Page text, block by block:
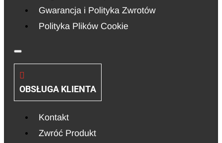
Gwarancja i Polityka Zwrotów
Polityka Plików Cookie
OBSŁUGA KLIENTA
Kontakt
Zwróć Produkt